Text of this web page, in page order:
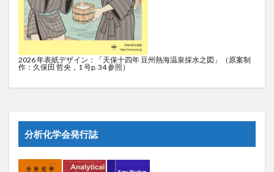
2026 年表紙デザイン：「天保十四年 豆州熱海温泉採水之図」（原案制
作：久保田 哲央，1 号p. 34 参照）
分析化学会発行誌